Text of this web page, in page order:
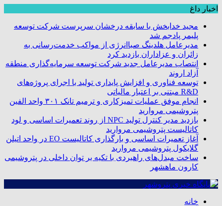
اخبار داغ
مجید خدابخش با سابقه درخشان سرپرست شرکت توسعه
پلیمر پادجم شد
مدیرعامل هلدینگ صباانرژی از مواکب خدمت‌رسانی به
زائران و عزاداران بازدید کرد
انتصاب مدیرعامل جدید شرکت توسعه سرمایه‌گذاری منطقه
آزاد اروند
توسعه فناوری و افزایش پایداری تولید با اجرای پروژه‌های
R&D مبتنی بر اعتبار مالیاتی
انجام موفق عملیات تمیزکاری و ترمیم تانک ۳۰۱ واحد الفین
پتروشیمی مروارید
بازدید مدیر کنترل تولید NPC از روند تعمیرات اساسی و لود
کاتالیست پتروشیمی مروارید
آغاز تعمیرات اساسی و بارگذاری کاتالیست EO در واحد اتیلن
گلایکول پتروشیمی مروارید
ساخت مبدل‌های راهبردی با تکیه بر توان داخلی در پتروشیمی
کارون ماهشهر
خانه